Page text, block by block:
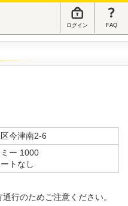
ログイン FAQ
今津南2-6
ー 1000
トなし
行のためご注意ください。